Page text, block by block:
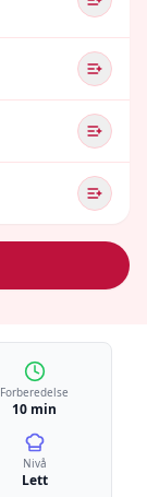
Forberedelse
10 min
Nivå
Lett